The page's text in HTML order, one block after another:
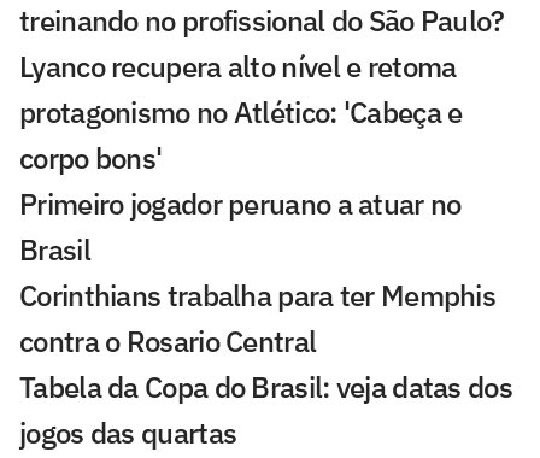
treinando no profissional do São Paulo?
Lyanco recupera alto nível e retoma
protagonismo no Atlético: 'Cabeça e
corpo bons'
Primeiro jogador peruano a atuar no
Brasil
Corinthians trabalha para ter Memphis
contra o Rosario Central
Tabela da Copa do Brasil: veja datas dos
jogos das quartas